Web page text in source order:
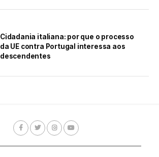
Cidadania italiana: por que o processo
da UE contra Portugal interessa aos
descendentes